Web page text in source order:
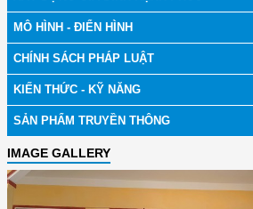
MÔ HÌNH - ĐIỂN HÌNH
CHÍNH SÁCH PHÁP LUẬT
KIẾN THỨC - KỸ NĂNG
SẢN PHẨM TRUYỀN THÔNG
IMAGE GALLERY